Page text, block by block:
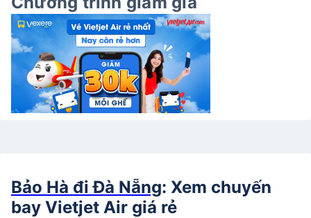
Bảo Hà đi Đà Nẵng: Xem chuyến
bay Vietjet Air giá rẻ